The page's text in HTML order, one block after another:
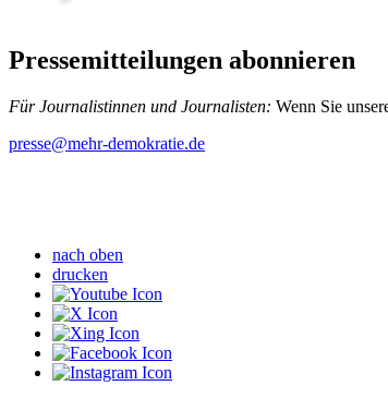
Pressemitteilungen abonnieren
Für Journalistinnen und Journalisten: Wenn Sie
presse@mehr-demokratie.de
nach oben
drucken